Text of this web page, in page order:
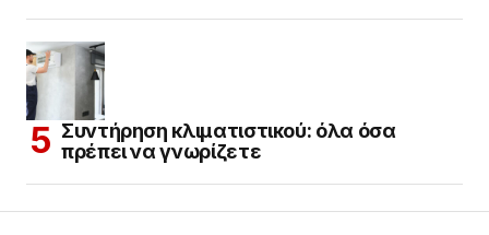
Συντήρηση κλιματιστικού: όλα όσα
πρέπει να γνωρίζετε